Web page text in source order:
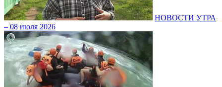
НОВОСТИ УТРА
– 08 июля 2026